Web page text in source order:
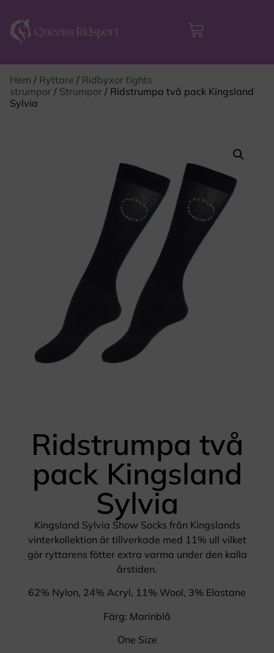
Hem / Ryttare / Ridbyxor tights
strumpor / Strumpor / Ridstrumpa två pack Kingsland
Sylvia
Ridstrumpa två
pack Kingsland
Sylvia
Kingsland Sylvia Show Socks från Kingslands
vinterkollektion är tillverkade med 11% ull vilket
gör ryttarens fötter extra varma under den kalla
årstiden.
62% Nylon, 24% Acryl, 11% Wool, 3% Elastane
Färg: Marinblå
One Size